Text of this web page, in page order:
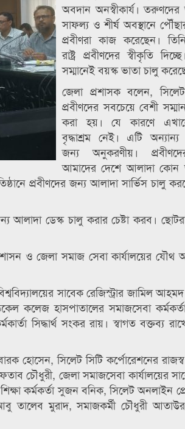
অবদান অনস্বীকার্য।
সাফল্য ও শীর্ষ অবস্থানে
প্রবীণরা কাজ করেছেন।
রাষ্ট্র প্রবীণদের স্বীকৃতি
সম্মানেই বয়স্ক ভাতা চালু
জেলা প্রশাসক বলেন,
প্রবীণদের সবচেয়ে বেশী
করা হয়। যে কারণে
বৃদ্ধাশ্রম নেই। এটি
জন্য অনুকরণীয়।
আমাদের দেশে আলাদা কোন
প্রবীণদের জন্য আলাদা সার্ভিস চালু
আলাদা ডেস্ক চালু করার চেষ্টা করব।
ও জেলা সমাজ সেবা কার্যালয়ের
সাবেক রেজিস্ট্রার জামিল
কলেজ হাসপাতালের সমাজসেবা
সিদ্ধার্থ সংকর রায়। স্বাগত বক্তব্য
হোসেন, সিলেট সিটি কর্পোরেশনের রাজস্ব
চৌধুরী, জেলা সমাজসেবা কার্যালয়ের
কর্মকর্তা সুজন বনিক, সিলেট অনলাইন
তালেব মুরাদ, সমাজকর্মী চৌধুরী